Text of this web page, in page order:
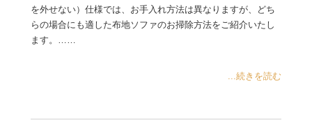
を外せない）仕様では、お手入れ方法は異なりますが、どち
らの場合にも適した布地ソファのお掃除方法をご紹介いたし
ます。……
...続きを読む